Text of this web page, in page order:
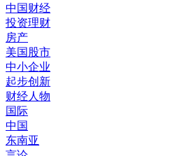
中国财经
投资理财
房产
美国股市
中小企业
起步创新
财经人物
国际
中国
东南亚